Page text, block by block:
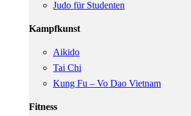
Judo für Studenten
Kampfkunst
Aikido
Tai Chi
Kung Fu – Vo Dao Vietnam
Fitness